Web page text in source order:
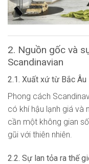
2. Nguồn gốc và
Scandinavian
2.1. Xuất xứ từ Bắc Âu
Phong cách
có khí hậu lạnh giá và
cần một không gian
gũi với thiên nhiên.
2.2. Sự lan tỏa ra thế